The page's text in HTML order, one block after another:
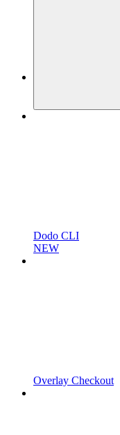
Dodo CLI
NEW
Overlay Checkout